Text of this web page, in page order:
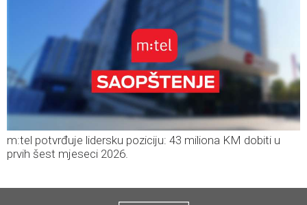
m:tel potvrđuje lidersku poziciju: 43 miliona KM dobiti u
prvih šest mjeseci 2026.